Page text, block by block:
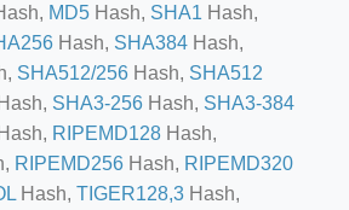
MD5 Hash, SHA1 Hash,
Hash, SHA384 Hash,
SHA512/256 Hash, SHA512
Hash, SHA3-256 Hash, SHA3-384
Hash, RIPEMD128 Hash,
RIPEMD256 Hash, RIPEMD320
Hash, TIGER128,3 Hash,